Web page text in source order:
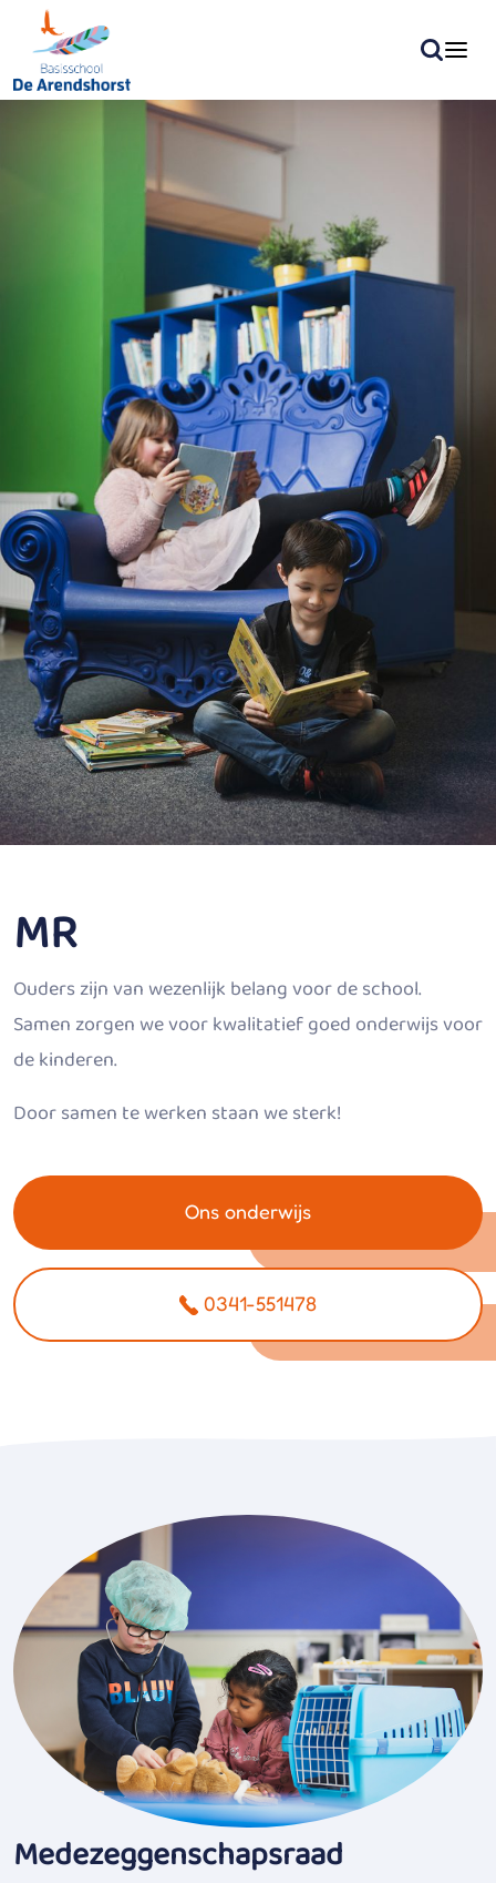
MR
Ouders zijn van wezenlijk belang voor de school.
Samen zorgen we voor kwalitatief goed onderwijs voor
de kinderen.
Door samen te werken staan we sterk!
Ons onderwijs
0341-551478
Medezeggenschapsraad